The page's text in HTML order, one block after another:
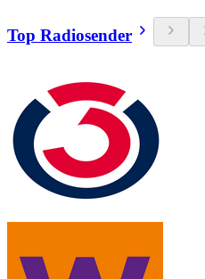
Top Radiosender